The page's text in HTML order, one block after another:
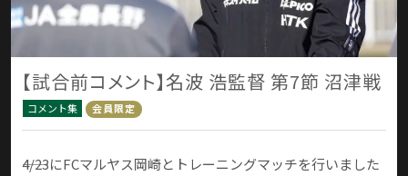
【試合前コメント】名波 浩監督 第7節 沼津戦
コメント集 会員限定
――4/23にFCマルヤス岡崎とトレーニングマッチを行いました